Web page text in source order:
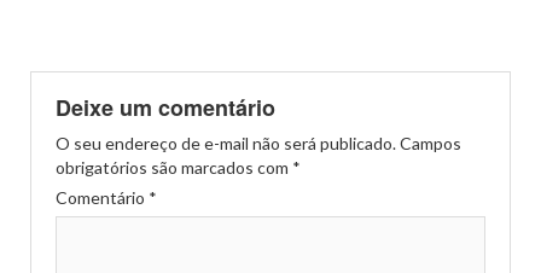
Deixe um comentário
O seu endereço de e-mail não será publicado.Campos
obrigatórios são marcados com *
Comentário *